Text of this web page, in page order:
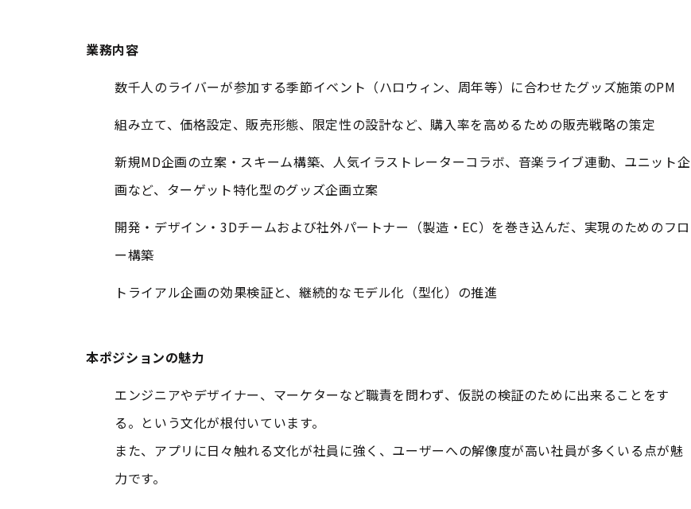
業務内容
数千人のライバーが参加する季節イベント（ハロウィン、周年等）に合わせたグッズ施策のPM
組み立て、価格設定、販売形態、限定性の設計など、購入率を高めるための販売戦略の策定
新規MD企画の立案・スキーム構築、人気イラストレーターコラボ、音楽ライブ連動、ユニット企
画など、ターゲット特化型のグッズ企画立案
開発・デザイン・3Dチームおよび社外パートナー（製造・EC）を巻き込んだ、実現のためのフロ
ー構築
トライアル企画の効果検証と、継続的なモデル化（型化）の推進
本ポジションの魅力
エンジニアやデザイナー、マーケターなど職責を問わず、仮説の検証のために出来ることをす
る。という文化が根付いています。
また、アプリに日々触れる文化が社員に強く、ユーザーへの解像度が高い社員が多くいる点が魅
力です。